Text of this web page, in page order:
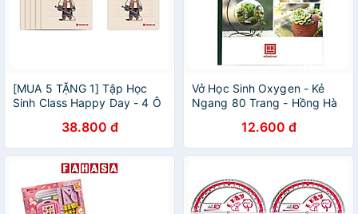
[MUA 5 TẶNG 1] Tập Học
Sinh Class Happy Day - 4 Ô
- Hồng Hà 0350 - Mẫu 4
38.800 đ
Vở Học Sinh Oxygen - Kẻ
Ngang 80 Trang - Hồng Hà
12.600 đ